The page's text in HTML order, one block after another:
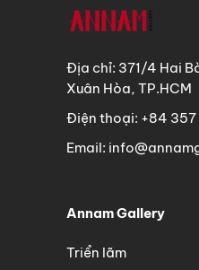
Địa chỉ: 371/4 Hai
Xuân Hòa, TP.HCM
Điện thoại: +84
Email:
Annam Gallery
Triển lãm